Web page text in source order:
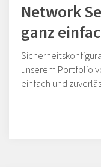
Network
ganz
unserem Portfolio
einfach und